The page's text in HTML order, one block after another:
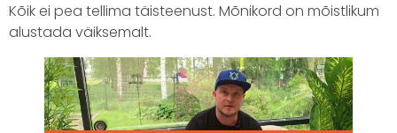
Kõik ei pea tellima täisteenust. Mõnikord on mõistlikum
alustada väiksemalt.